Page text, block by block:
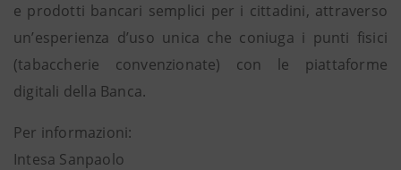
e prodotti bancari semplici per i cittadini, attraverso
un’esperienza d’uso unica che coniuga i punti fisici
(tabaccherie convenzionate) con le piattaforme
digitali della Banca.
Per informazioni:
Intesa Sanpaolo